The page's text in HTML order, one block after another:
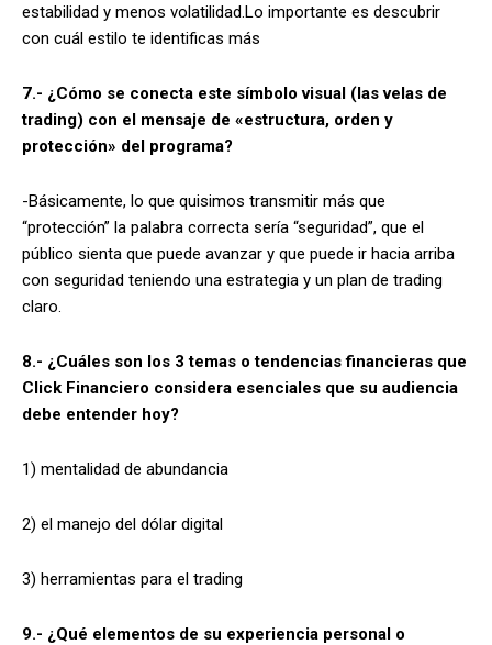
estabilidad y menos volatilidad.Lo importante es descubrir
con cuál estilo te identificas más
7.- ¿Cómo se conecta este símbolo visual (las velas de
trading) con el mensaje de «estructura, orden y
protección» del programa?
-Básicamente, lo que quisimos transmitir más que
“protección” la palabra correcta sería “seguridad”, que el
público sienta que puede avanzar y que puede ir hacia arriba
con seguridad teniendo una estrategia y un plan de trading
claro.
8.- ¿Cuáles son los 3 temas o tendencias financieras que
Click Financiero considera esenciales que su audiencia
debe entender hoy?
1) mentalidad de abundancia
2) el manejo del dólar digital
3) herramientas para el trading
9.- ¿Qué elementos de su experiencia personal o